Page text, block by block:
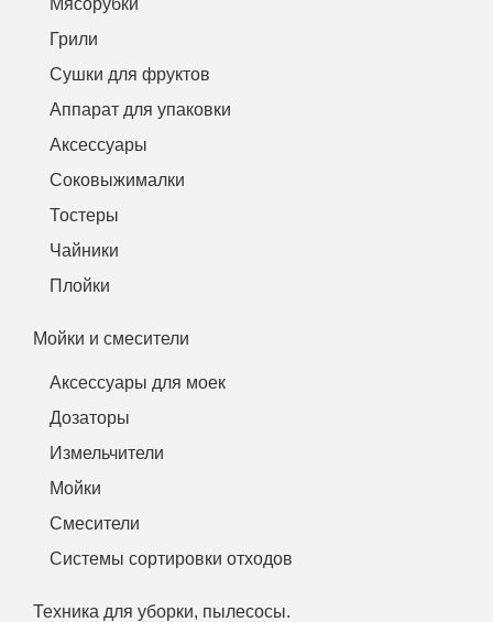
Грили
Сушки для фруктов
Аппарат для упаковки
Аксессуары
Соковыжималки
Тостеры
Чайники
Плойки
Мойки и смесители
Аксессуары для моек
Дозаторы
Измельчители
Мойки
Смесители
Системы сортировки отходов
Техника для уборки, пылесосы.